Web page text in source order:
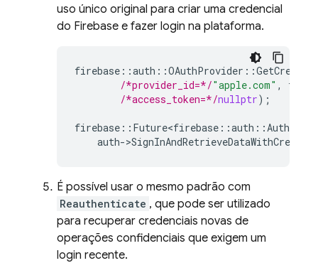
uso único original para criar uma credencial
do Firebase e fazer login na plataforma.
firebase ::auth ::OAuthProvider ::
/*provider_id=*/"apple.com" , token
/*access_token=*/nullptr);
firebase :: Future<firebase ::auth ::
auth->
É possível usar o mesmo padrão com
Reauthenticate , que pode ser utilizado
para recuperar credenciais novas de
operações confidenciais que exigem um
login recente.